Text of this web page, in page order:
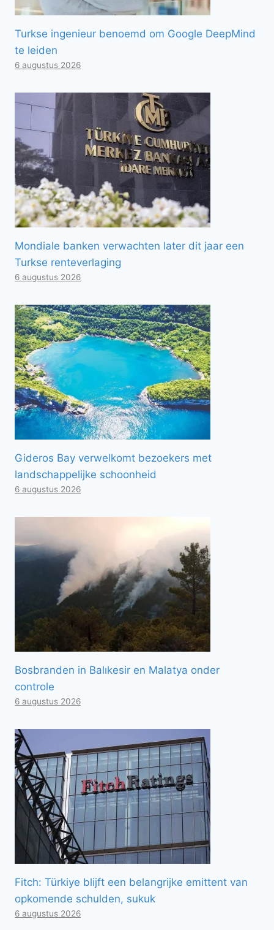
Turkse ingenieur benoemd om Google DeepMind
te leiden
6 augustus 2026
Mondiale banken verwachten later dit jaar een
Turkse renteverlaging
6 augustus 2026
Gideros Bay verwelkomt bezoekers met
landschappelijke schoonheid
6 augustus 2026
Bosbranden in Balıkesir en Malatya onder
controle
6 augustus 2026
Fitch: Türkiye blijft een belangrijke emittent van
opkomende schulden, sukuk
6 augustus 2026